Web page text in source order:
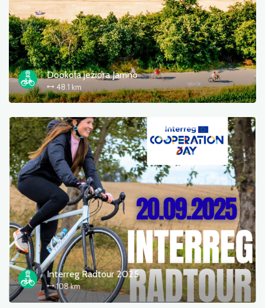
Dookoła jeziora Jamno
48.1 km
Interreg Radtour 2025
108 km